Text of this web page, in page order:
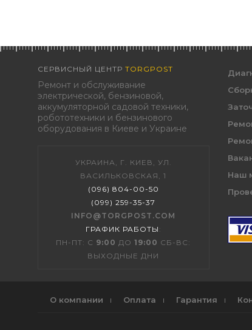
СЕРВИСНЫЙ ЦЕНТР TORGPOST
Ремонт и обслуживание
электрической, бензиновой,
аккумуляторной садовой техники,
робототехники и бензинового
оборудования в Киеве и Украине
УКРАИНА, Г. КИЕВ, УЛ.
ВАСИЛЬКОВСКАЯ, 1
(096) 804-00-50
(099) 259-35-37
INFO@TORGPOST.COM
ГРАФИК РАБОТЫ :
ПН-ПТ: С 9:00 ДО19:00 СБ-ВС:
ВЫХОДНЫЕ ДНИ
Наш
О компании Оплата Гарантия